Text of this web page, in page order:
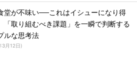
堂が不味い──これはイシューになり得
取り組むべき課題」を一瞬で判断する
ルな思考法
3月12日)